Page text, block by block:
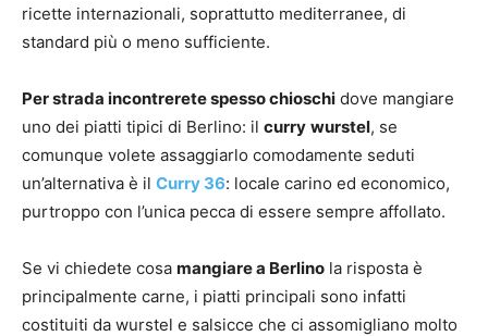
ricette internazionali, soprattutto mediterranee, di
standard più o meno sufficiente.
Per strada incontrerete spesso chioschi dove mangiare
uno dei piatti tipici di Berlino: il curry wurstel, se
comunque volete assaggiarlo comodamente seduti
un’alternativa è il Curry 36: locale carino ed economico,
purtroppo con l’unica pecca di essere sempre affollato.
Se vi chiedete cosa mangiare a Berlino la risposta è
principalmente carne, i piatti principali sono infatti
costituiti da wurstel e salsicce che ci assomigliano molto